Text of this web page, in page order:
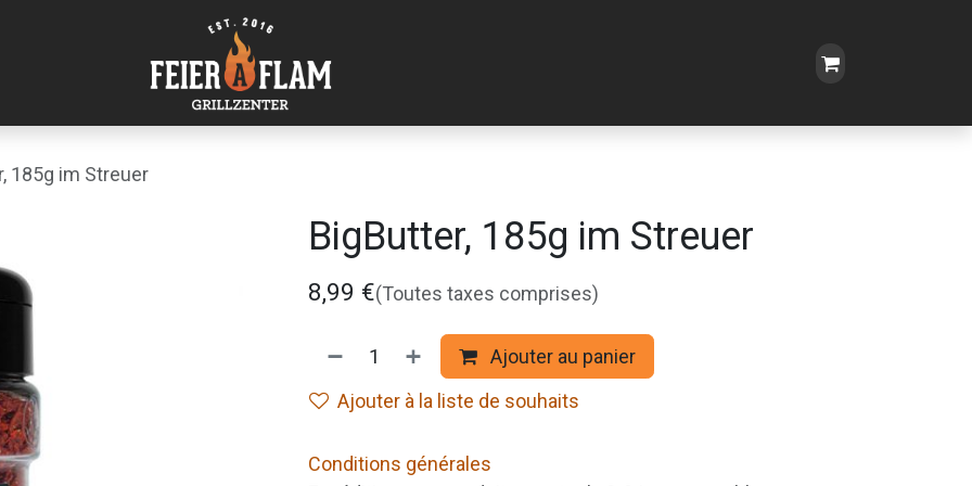
185g im Streuer
BigButter, 185g im Streuer
8,99 €(Toutes taxes comprises)
Ajouter au panier
Ajouter à la liste de souhaits
Conditions générales